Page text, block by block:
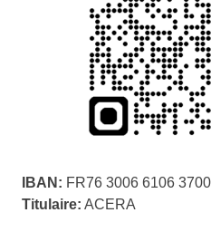
IBAN: FR76 3006 6106
Titulaire: ACERA